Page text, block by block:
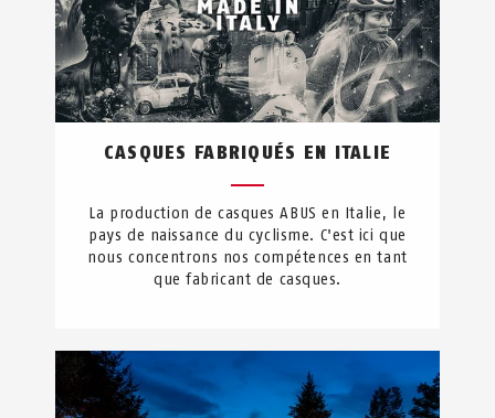
CASQUES FABRIQUÉS EN ITALIE
La production de casques ABUS en Italie, le
pays de naissance du cyclisme. C'est ici que
nous concentrons nos compétences en tant
que fabricant de casques.